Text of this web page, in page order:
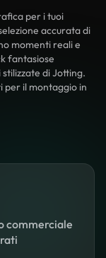
per i tuoi
accurata di
momenti reali e
fantasiose
di Jotting.
per il montaggio in
commerciale